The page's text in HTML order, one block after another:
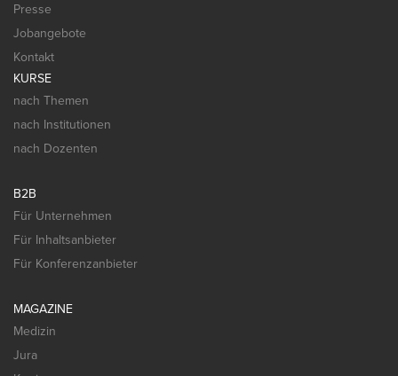
Presse
Jobangebote
Kontakt
KURSE
nach Themen
nach Institutionen
nach Dozenten
B2B
Für Unternehmen
Für Inhaltsanbieter
Für Konferenzanbieter
MAGAZINE
Medizin
Jura